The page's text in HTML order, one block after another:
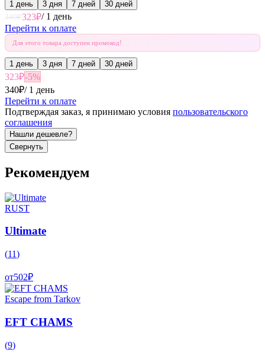
1 день 3 дня 7 дней
30 дней
340₽323₽/ 1 день
Перейти к оплате
Для этого товара доступен промокод!
1 день 3 дня 7 дней 30 дней
323₽-5%
340₽/ 1 день
Перейти к оплате
Подтверждая заказ, я принимаю условия пользовательского
соглашения
Нашли дешевле?
Свернуть
Рекомендуем
RUST
Ultimate
(11)
от502₽
Escape from Tarkov
EFT CHAMS
(9)